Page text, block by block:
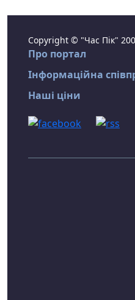
Copyright © "Час Пік"
Про портал
Інформаційна
Наші ціни